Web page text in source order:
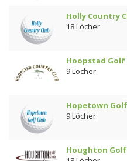
Holly Country
18 Löcher
Hoopstad Golf
9 Löcher
Hopetown
9 Löcher
Houghton Golf